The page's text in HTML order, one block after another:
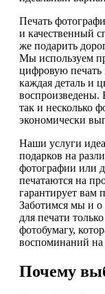
Печать
и качественный
же подарить
Мы используем
цифровую печать
каждая деталь и
воспроизведены.
так и несколько
экономически
Наши услуги
подарков на
фотографии или
печатаются на
гарантирует вам
Заботимся мы и о
для печати
фотобумагу,
воспоминаний на
Почему